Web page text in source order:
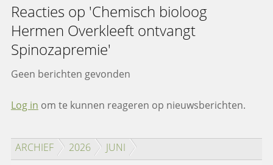
Reacties op 'Chemisch bioloog
Hermen Overkleeft ontvangt
Spinozapremie'
Geen berichten gevonden
Log in om te kunnen reageren op nieuwsberichten.
ARCHIEF 2026 JUNI